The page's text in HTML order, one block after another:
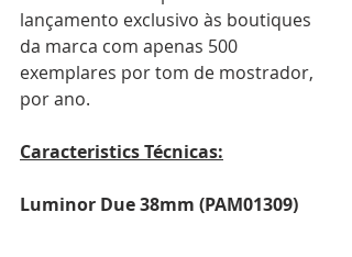
lançamento exclusivo às boutiques
da marca com apenas 500
exemplares por tom de mostrador,
por ano.
Caracteristics Técnicas:
Luminor Due 38mm (PAM01309)